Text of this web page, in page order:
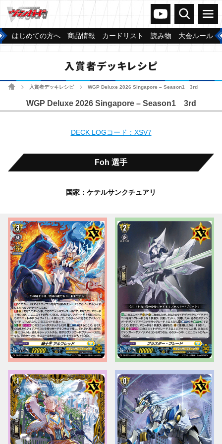
ヴァンガードch
検索 メニュー
はじめての方へ 商品情報 カードリスト 読み物 大会ルール
入賞者デッキレシピ
ホーム 入賞者デッキレシピ WGP Deluxe 2026 Singapore – Season1 3rd
WGP Deluxe 2026 Singapore – Season1 3rd
DECK LOGコード：XSV7
Foh 選手
国家：ケテルサンクチュアリ